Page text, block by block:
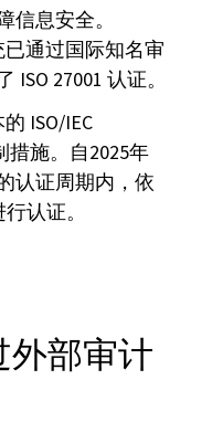
息安全。
已通过国际知名审
27001 认证。
ISO/IEC
措施。自2025年
认证周期内，依
认证。
外部审计